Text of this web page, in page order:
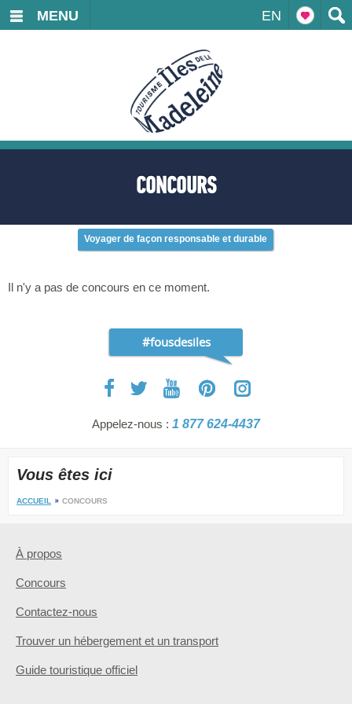
EN
MENU
CONCOURS
Voyager de façon responsable et durable
Il n'y a pas de concours en ce moment.
#fousdesiles
Appelez-nous : 1 877 624-4437
Vous êtes ici
ACCUEIL CONCOURS
À propos
Concours
Contactez-nous
Trouver un hébergement et un transport
Guide touristique officiel